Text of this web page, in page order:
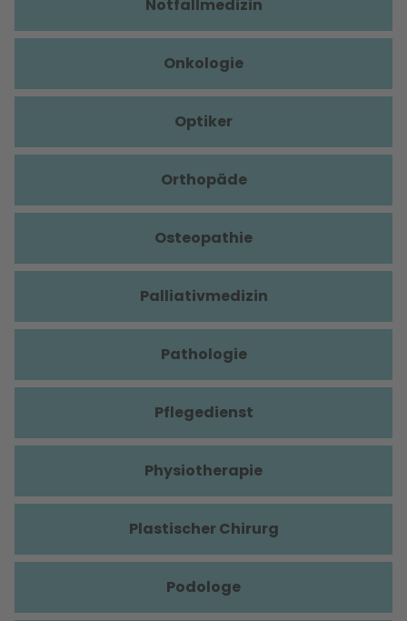
Notfallmedizin
Onkologie
Optiker
Orthopäde
Osteopathie
Palliativmedizin
Pathologie
Pflegedienst
Physiotherapie
Plastischer Chirurg
Podologe